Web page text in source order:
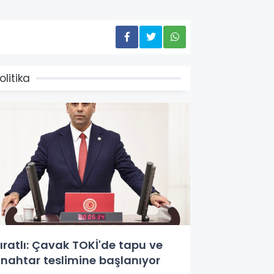
Çavak TOKİ'de tapu ve
teslimine başlanıyor